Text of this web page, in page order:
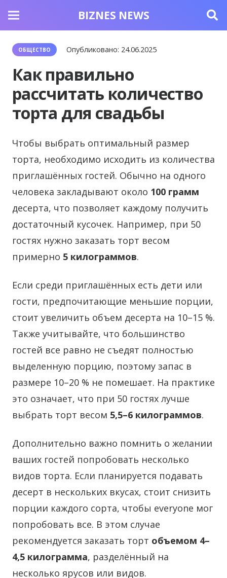
BIZNES NEWS
ОБЩЕСТВО Опубликовано: 24.06.2025
Как правильно
рассчитать количество
торта для свадьбы
Чтобы выбрать оптимальный размер
торта, необходимо исходить из количества
приглашённых гостей. Обычно на одного
человека закладывают около 100 грамм
десерта, что позволяет каждому получить
достаточный кусочек. Например, при 50
гостях нужно заказать торт весом
примерно 5 килограммов.
Если среди приглашённых есть дети или
гости, предпочитающие меньшие порции,
стоит увеличить объем десерта на 10–15 %.
Также учитывайте, что большинство
гостей все равно не съедят полностью
выделенную порцию, поэтому запас в
размере 10–20 % не помешает. На практике
это означает, что при 50 гостях лучше
выбрать торт весом 5,5–6 килограммов.
Дополнительно важно помнить о желании
ваших гостей попробовать несколько
видов торта. Если планируется подавать
десерт в нескольких вкусах, стоит снизить
порции каждого сорта, чтобы everyone мог
попробовать все. В этом случае
рекомендуется заказать торт объемом 4–
4,5 килограмма, разделённый на
несколько ярусов или видов.